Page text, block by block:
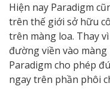
Hiện nay Paradigm
trên thế giới sở hữu
trên màng loa. Thay
đường viền vào
Paradigm cho phép
ngay trên phần phôi